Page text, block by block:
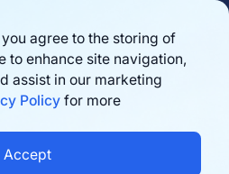
you agree to the storing of
to enhance site navigation,
assist in our marketing
Policy for more
Accept
votre
B2B